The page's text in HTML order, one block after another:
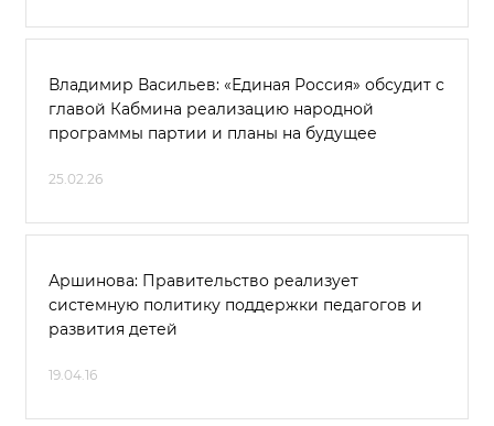
Владимир Васильев: «Единая Россия» обсудит с
главой Кабмина реализацию народной
программы партии и планы на будущее
25.02.26
Аршинова: Правительство реализует
системную политику поддержки педагогов и
развития детей
19.04.16